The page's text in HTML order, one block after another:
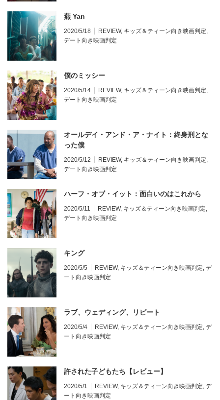
燕 Yan
2020/5/18 REVIEW, キッズ＆ティーン向き映画判定,
デート向き映画判定
僕のミッシー
2020/5/14 REVIEW, キッズ＆ティーン向き映画判定,
デート向き映画判定
オールデイ・アンド・ア・ナイト：終身刑とな
った僕
2020/5/12 REVIEW, キッズ＆ティーン向き映画判定,
デート向き映画判定
ハーフ・オブ・イット：面白いのはこれから
2020/5/11 REVIEW, キッズ＆ティーン向き映画判定,
デート向き映画判定
キング
2020/5/5 REVIEW, キッズ＆ティーン向き映画判定, デ
ート向き映画判定
ラブ、ウェディング、リピート
2020/5/4 REVIEW, キッズ＆ティーン向き映画判定, デ
ート向き映画判定
許された子どもたち【レビュー】
2020/5/1 REVIEW, キッズ＆ティーン向き映画判定, デ
ート向き映画判定